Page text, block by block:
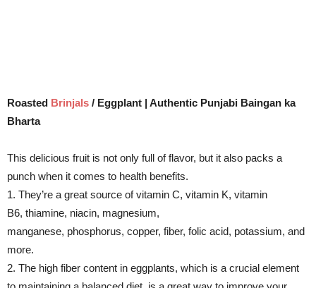
Roasted Brinjals / Eggplant | Authentic Punjabi Baingan ka
Bharta
This delicious fruit is not only full of flavor, but it also packs a
punch when it comes to health benefits.
1. They’re a great source of vitamin C, vitamin K, vitamin
B6, thiamine, niacin, magnesium,
manganese, phosphorus, copper, fiber, folic acid, potassium, and
more.
2. The high fiber content in eggplants, which is a crucial element